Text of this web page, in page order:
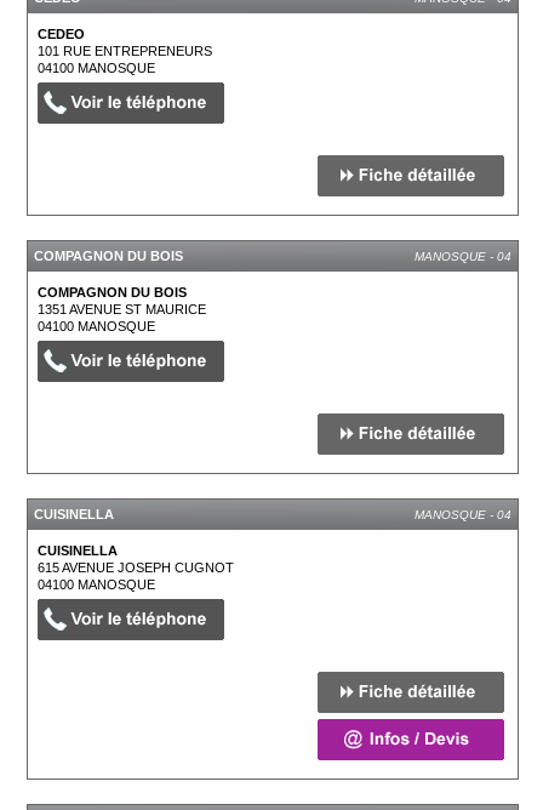
CEDEO
101 RUE ENTREPRENEURS
04100MANOSQUE
COMPAGNON DU BOIS MANOSQUE - 04
COMPAGNON DU BOIS
1351 AVENUE ST MAURICE
04100MANOSQUE
CUISINELLA MANOSQUE - 04
CUISINELLA
615 AVENUE JOSEPH CUGNOT
04100MANOSQUE